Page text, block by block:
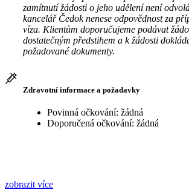
zamítnutí žádosti o jeho udělení není
kancelář Čedok nenese odpovědnost za
víza. Klientům doporučujeme podávat
dostatečným předstihem a k žádosti
požadované dokumenty.
Zdravotní informace a požadavky
Povinná očkování: žádná
Doporučená očkování: žádná
zobrazit více